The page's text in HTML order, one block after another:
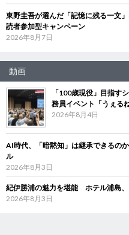
東野圭吾が選んだ「記憶に残る一文
読者参加型キャンペーン
2026年8月7日
動画
「100歳現役」目指
務員イベント「うぇる
2026年8月4日
AI時代、「暗黙知」は継承できるの
ル
2026年8月3日
紀伊勝浦の魅力を堪能 ホテル浦島
2026年8月3日